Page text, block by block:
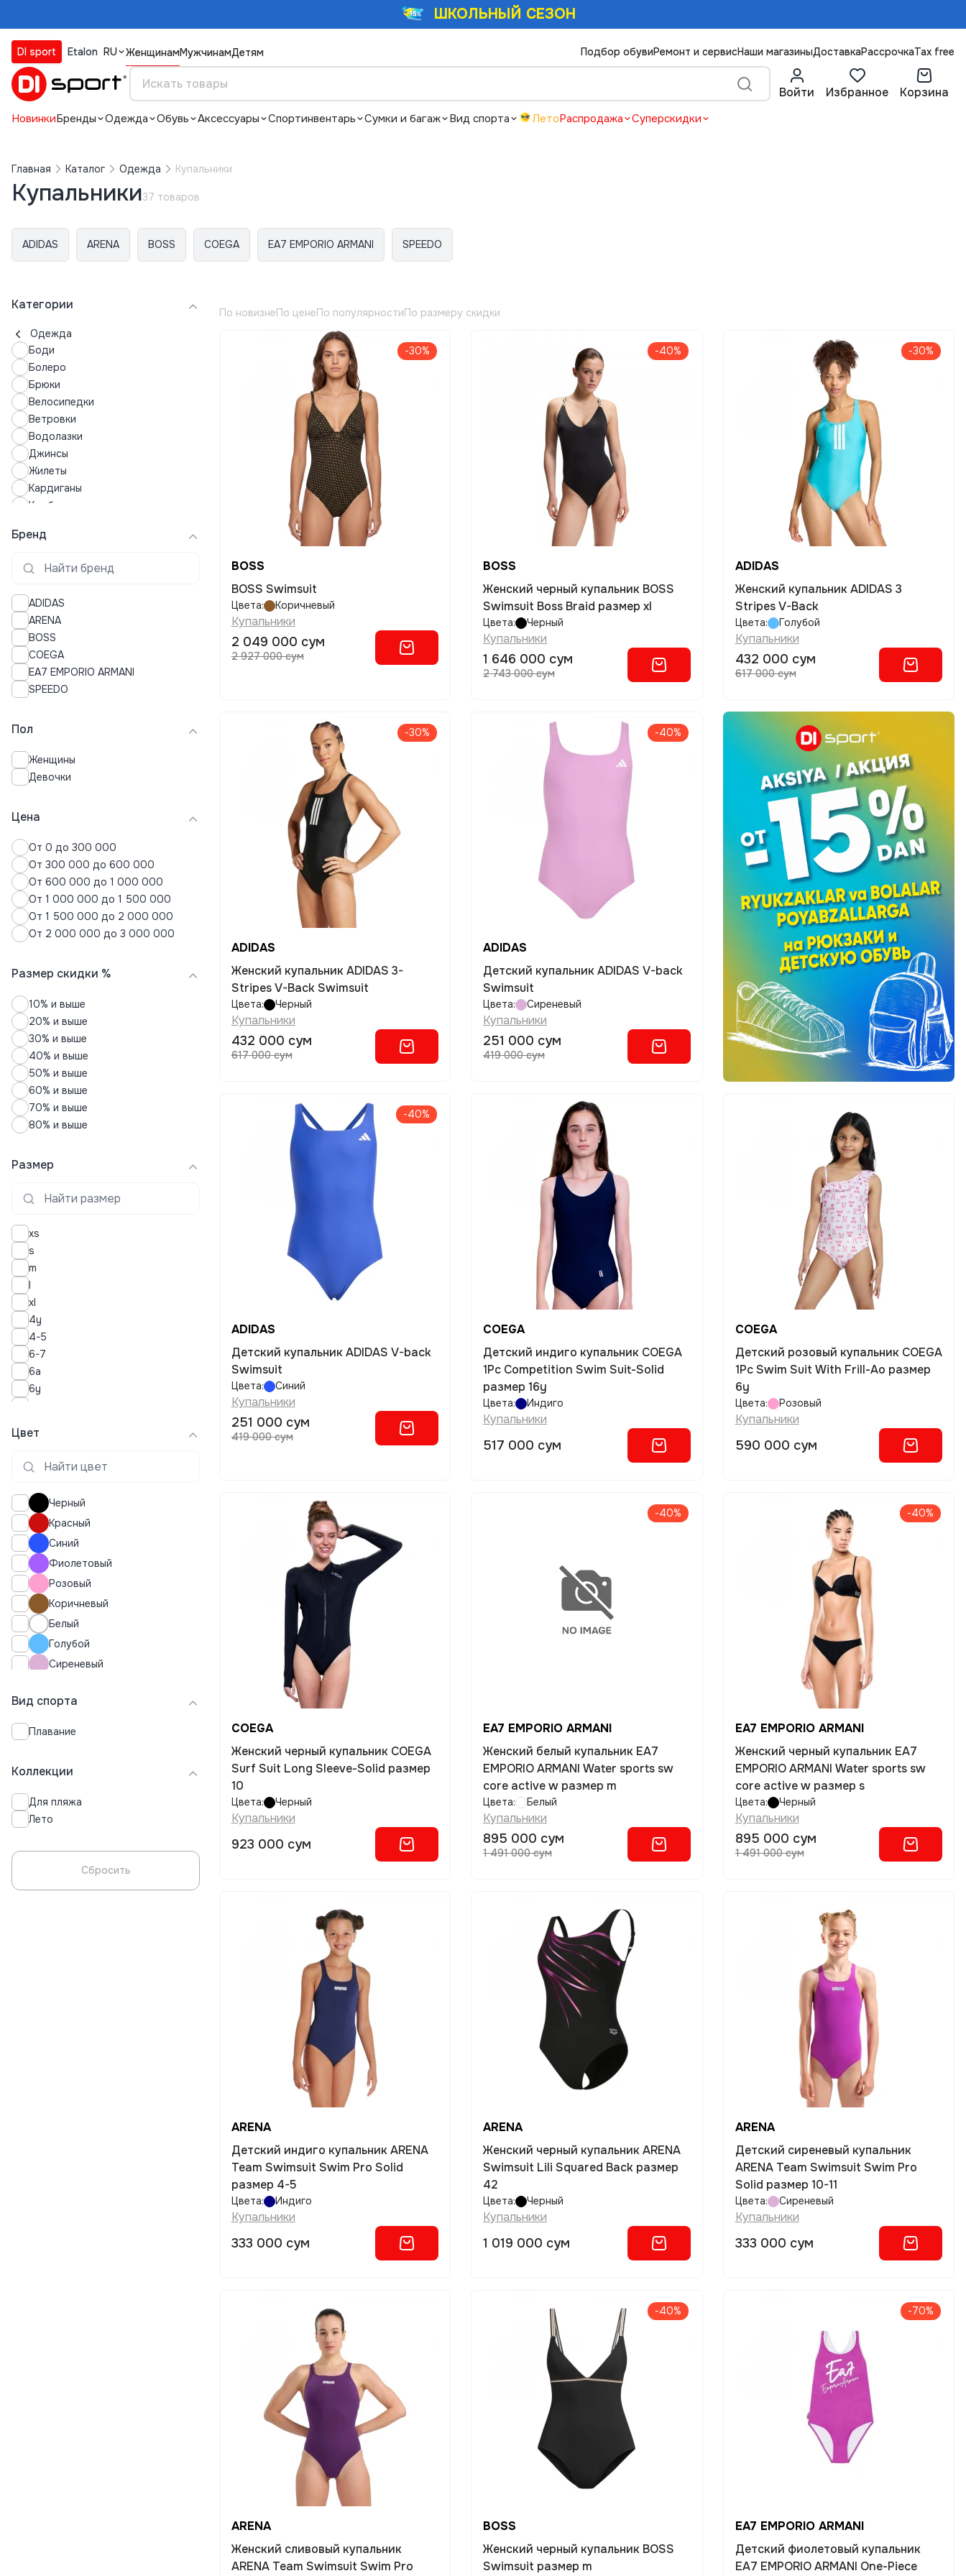
ШКОЛЬНЫЙ СЕЗОН
DI sport Etalon RU ЖенщинамМужчинамДетям Подбор обувиРемонт и сервисНаши магазиныДоставкаРассрочкаTax free
Войти Избранное Корзина
НовинкиБренды Одежда Обувь Аксессуары Спортинвентарь Сумки и багаж Вид спорта ЛетоРаспродажа Суперскидки
Главная Каталог Одежда Купальники
Купальники37 товаров
ADIDAS ARENA BOSS COEGA EA7 EMPORIO ARMANI SPEEDO
Категории
Одежда
Боди
Болеро
Брюки
Велосипедки
Ветровки
Водолазки
Джинсы
Жилеты
Кардиганы
Комбинезоны
Купальники
Куртки
Лонгсливы
Лосины
Майки
Нижнее белье
Пальто
Пижамы
Платья
Пуховики
Рубашки
Свитшоты
Термобелье
Толстовки
Топы
Футболки
Хиджабы
Худи
Юбки
Бренд
ADIDAS
ARENA
BOSS
COEGA
EA7 EMPORIO ARMANI
SPEEDO
Пол
Женщины
Девочки
Цена
От 0 до 300 000
От 300 000 до 600 000
От 600 000 до 1 000 000
От 1 000 000 до 1 500 000
От 1 500 000 до 2 000 000
От 2 000 000 до 3 000 000
Размер скидки %
10% и выше
20% и выше
30% и выше
40% и выше
50% и выше
60% и выше
70% и выше
80% и выше
Размер
xs
s
m
l
xl
4y
4-5
6-7
6a
6y
10a
10
12a
12y
12-13
12
14
14a
14y
14-15
16
16y
18
34
38
42
46
48
128
152
Цвет
Черный
Красный
Синий
Фиолетовый
Розовый
Коричневый
Белый
Голубой
Сиреневый
Разноцветный
Вид спорта
Плавание
Коллекции
Для пляжа
Лето
Сбросить
По новизнеПо ценеПо популярностиПо размеру скидки
-30%
BOSS
BOSS Swimsuit
Цвета: Коричневый
Купальники
2 049 000 сум
2 927 000 сум
-40%
BOSS
Женский черный купальник BOSS
Swimsuit Boss Braid размер xl
Цвета: Черный
Купальники
1 646 000 сум
2 743 000 сум
-30%
ADIDAS
Женский купальник ADIDAS 3
Stripes V-Back
Цвета: Голубой
Купальники
432 000 сум
617 000 сум
-30%
ADIDAS
Женский купальник ADIDAS 3-
Stripes V-Back Swimsuit
Цвета: Черный
Купальники
432 000 сум
617 000 сум
-40%
ADIDAS
Детский купальник ADIDAS V-back
Swimsuit
Цвета: Сиреневый
Купальники
251 000 сум
419 000 сум
-40%
ADIDAS
Детский купальник ADIDAS V-back
Swimsuit
Цвета: Синий
Купальники
251 000 сум
419 000 сум
COEGA
Детский индиго купальник COEGA
1Pc Competition Swim Suit-Solid
размер 16y
Цвета: Индиго
Купальники
517 000 сум
COEGA
Детский розовый купальник COEGA
1Pc Swim Suit With Frill-Ao размер
6y
Цвета: Розовый
Купальники
590 000 сум
COEGA
Женский черный купальник COEGA
Surf Suit Long Sleeve-Solid размер
10
Цвета: Черный
Купальники
923 000 сум
-40%
EA7 EMPORIO ARMANI
Женский белый купальник EA7
EMPORIO ARMANI Water sports sw
core active w размер m
Цвета: Белый
Купальники
895 000 сум
1 491 000 сум
-40%
EA7 EMPORIO ARMANI
Женский черный купальник EA7
EMPORIO ARMANI Water sports sw
core active w размер s
Цвета: Черный
Купальники
895 000 сум
1 491 000 сум
ARENA
Детский индиго купальник ARENA
Team Swimsuit Swim Pro Solid
размер 4-5
Цвета: Индиго
Купальники
333 000 сум
ARENA
Женский черный купальник ARENA
Swimsuit Lili Squared Back размер
42
Цвета: Черный
Купальники
1 019 000 сум
ARENA
Детский сиреневый купальник
ARENA Team Swimsuit Swim Pro
Solid размер 10-11
Цвета: Сиреневый
Купальники
333 000 сум
ARENA
Женский сливовый купальник
ARENA Team Swimsuit Swim Pro
-40%
BOSS
Женский черный купальник BOSS
Swimsuit размер m
-70%
EA7 EMPORIO ARMANI
Детский фиолетовый купальник
EA7 EMPORIO ARMANI One-Piece